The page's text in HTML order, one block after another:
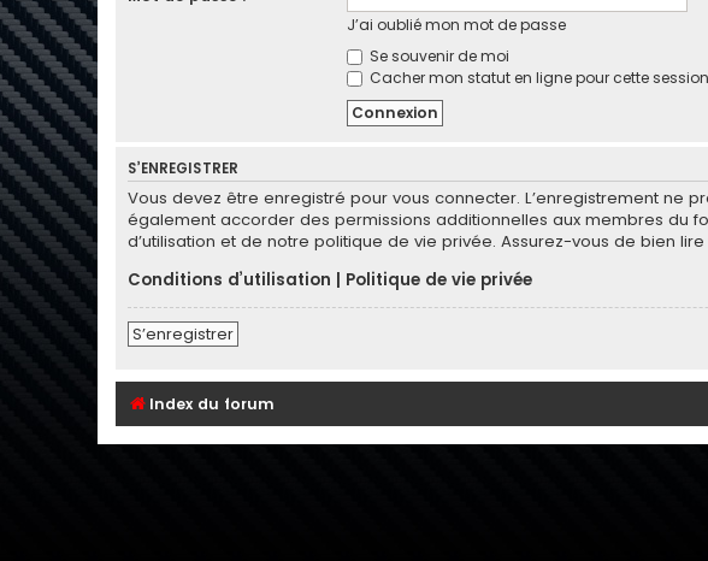
J’ai oublié mon mot de passe
Se souvenir de moi
Cacher mon statut en ligne pour cette session
S’ENREGISTRER
Vous devez être enregistré pour vous connecter. L’enregistrement ne
également accorder des permissions additionnelles aux membres du
d’utilisation et de notre politique de vie privée. Assurez-vous de bien
Conditions d’utilisation | Politique de vie privée
S’enregistrer
Index du forum